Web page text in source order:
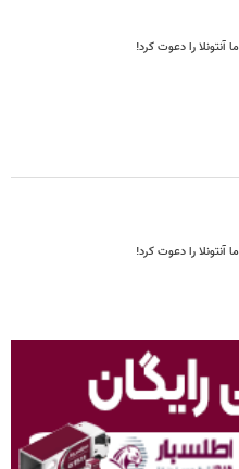
را دعوت کرد!
را دعوت کرد!